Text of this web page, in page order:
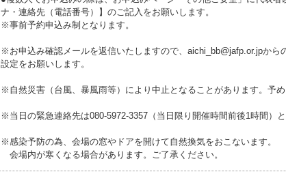
ナ・連絡先（電話番号）】のご記入をお願いします。
※事前予約申込み制となります。
※お申込み確認メールを返信いたしますので、aichi_bb@jafp.or.jpか
設定をお願いします。
※自然災害（台風、暴風雨等）により中止となることがあります。予め
※当日の緊急連絡先は080-5972-3357（当日限り開催時間前後1時間）と
※感染予防の為、会場の窓やドアを開けて自然換気をおこないます。
会場内が寒くなる場合があります。ご了承ください。